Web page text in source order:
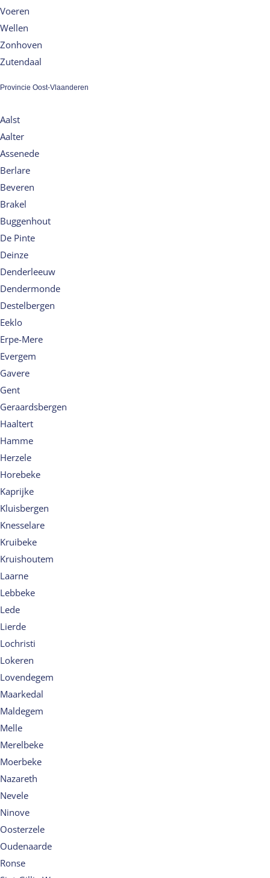
Voeren
Wellen
Zonhoven
Zutendaal
Provincie Oost-Vlaanderen
Aalst
Aalter
Assenede
Berlare
Beveren
Brakel
Buggenhout
De Pinte
Deinze
Denderleeuw
Dendermonde
Destelbergen
Eeklo
Erpe-Mere
Evergem
Gavere
Gent
Geraardsbergen
Haaltert
Hamme
Herzele
Horebeke
Kaprijke
Kluisbergen
Knesselare
Kruibeke
Kruishoutem
Laarne
Lebbeke
Lede
Lierde
Lochristi
Lokeren
Lovendegem
Maarkedal
Maldegem
Melle
Merelbeke
Moerbeke
Nazareth
Nevele
Ninove
Oosterzele
Oudenaarde
Ronse